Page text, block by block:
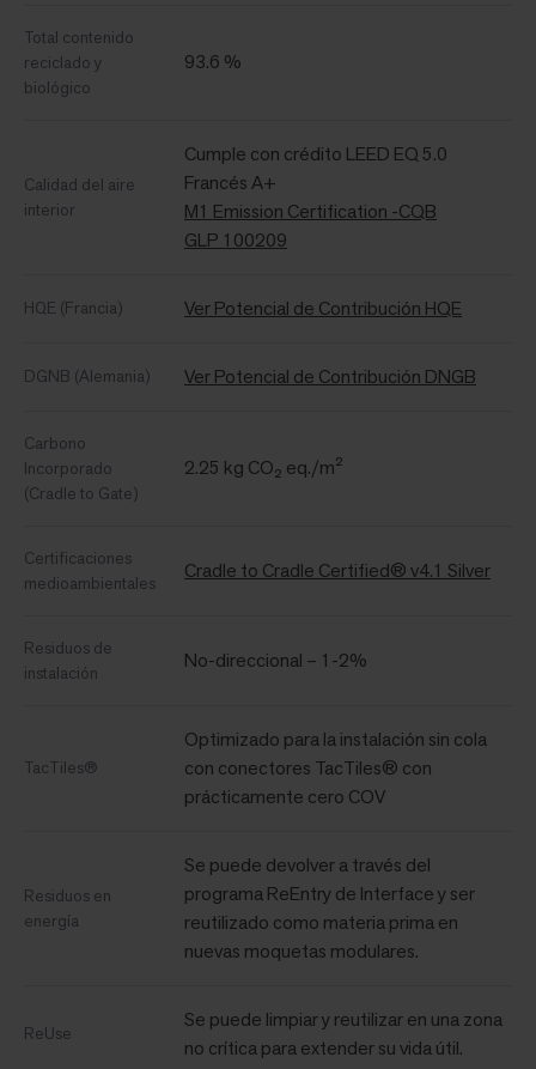
Total contenido
reciclado y
biológico
93.6 %
Calidad del aire
interior
Cumple con crédito LEED EQ 5.0
Francés A+
M1 Emission Certification -CQB
GLP 100209
HQE (Francia) Ver Potencial de Contribución HQE
DGNB (Alemania) Ver Potencial de Contribución DNGB
Carbono
Incorporado
(Cradle to Gate)
2.25 kg CO₂ eq./m²
Certificaciones
medioambientales
Cradle to Cradle Certified® v4.1 Silver
Residuos de
instalación
No-direccional – 1-2%
TacTiles®
Optimizado para la instalación sin cola
con conectores TacTiles® con
prácticamente cero COV
Residuos en
energía
Se puede devolver a través del
programa ReEntry de Interface y ser
reutilizado como materia prima en
nuevas moquetas modulares.
ReUse
Se puede limpiar y reutilizar en una zona
no crítica para extender su vida útil.